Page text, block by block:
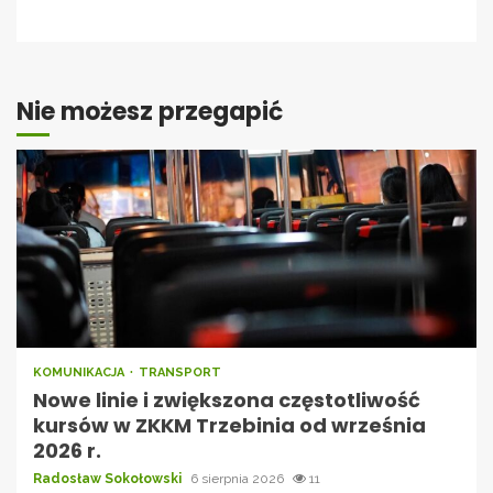
Nie możesz przegapić
KOMUNIKACJA TRANSPORT
Nowe linie i zwiększona częstotliwość
kursów w ZKKM Trzebinia od września
2026 r.
Radosław Sokołowski 6 sierpnia 2026 11